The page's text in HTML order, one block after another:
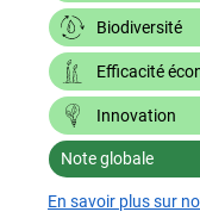
Biodiversité
Efficacité
Innovation
Note globale
En savoir plus sur